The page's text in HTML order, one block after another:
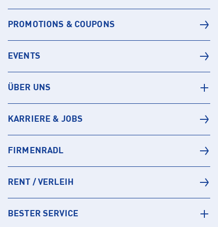
PROMOTIONS & COUPONS
EVENTS
ÜBER UNS
KARRIERE & JOBS
FIRMENRADL
RENT / VERLEIH
BESTER SERVICE